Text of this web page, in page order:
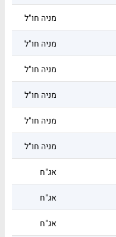
מניה חו"ל
מניה חו"ל
מניה חו"ל
מניה חו"ל
מניה חו"ל
מניה חו"ל
אג"ח
אג"ח
אג"ח